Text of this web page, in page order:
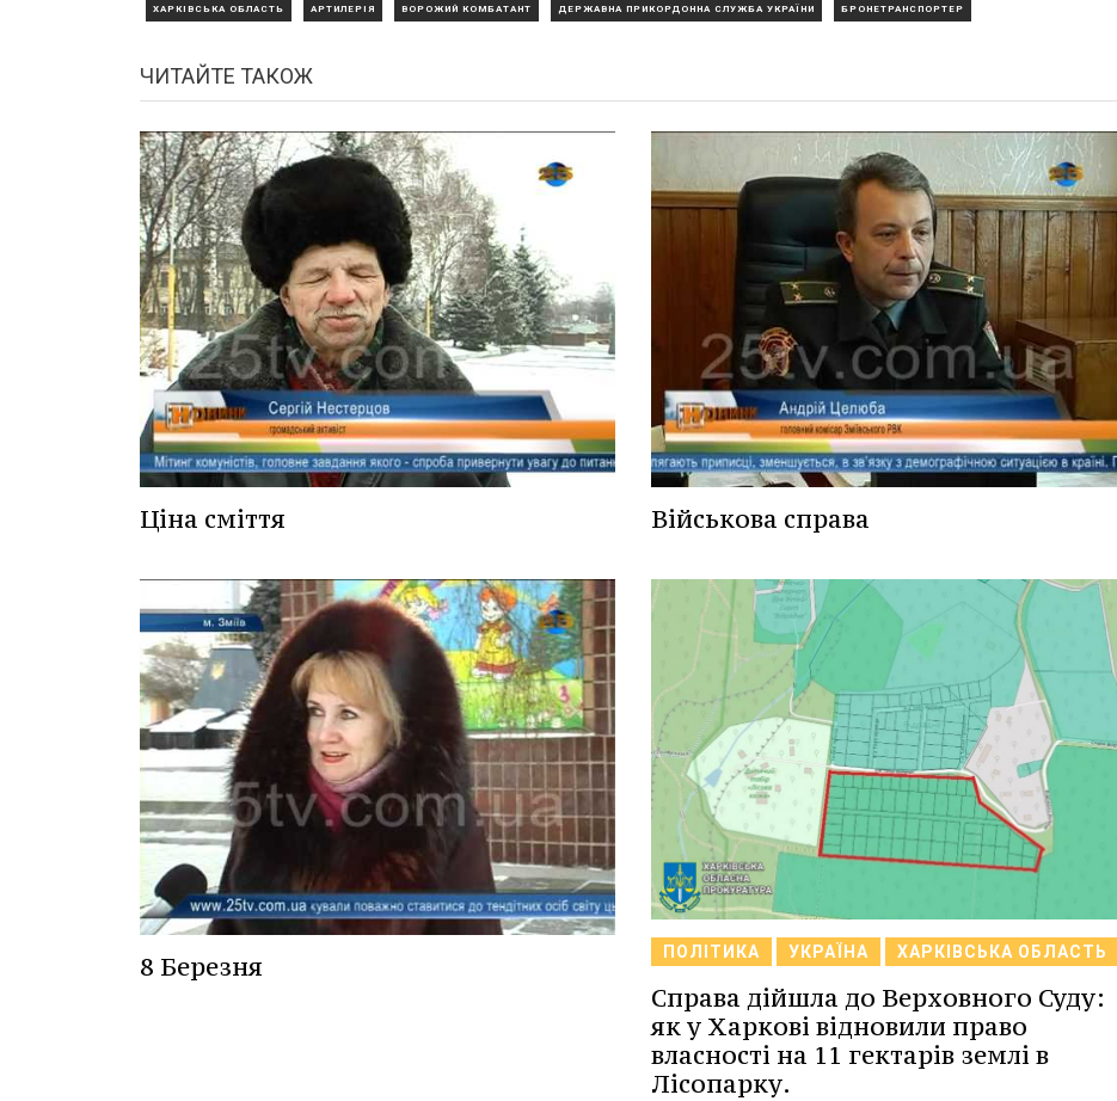
ХАРКІВСЬКА ОБЛАСТЬ АРТИЛЕРІЯ ВОРОЖИЙ КОМБАТАНТ ДЕРЖАВНА ПРИКОРДОННА СЛУЖБА УКРАЇНИ БРОНЕТРАНСПОРТЕР
ЧИТАЙТЕ ТАКОЖ
Ціна сміття Військова справа
8 Березня ПОЛІТИКА УКРАЇНА ХАРКІВСЬКА ОБЛАСТЬ
Справа дійшла до Верховного Суду:
як у Харкові відновили право
власності на 11 гектарів землі в
Лісопарку.